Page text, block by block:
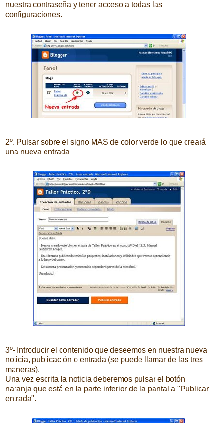
nuestra contraseña y tener acceso a todas las
configuraciones.
2º. Pulsar sobre el signo MAS de color verde lo que creará
una nueva entrada
3º- Introducir el contenido que deseemos en nuestra nueva
noticia, publicación o entrada (se puede llamar de las tres
maneras).
Una vez escrita la noticia deberemos pulsar el botón
naranja que está en la parte inferior de la pantalla "Publicar
entrada".